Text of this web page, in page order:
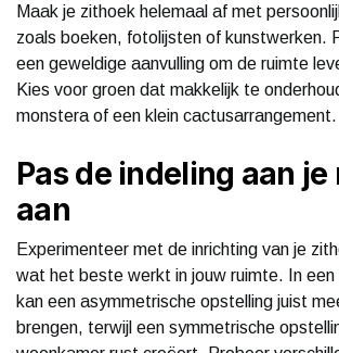
Maak je zithoek helemaal af met
zoals boeken, fotolijsten of kunstwerken.
een geweldige aanvulling om de ruimte
Kies voor groen dat makkelijk te
monstera of een klein cactusarrangement.
Pas de indeling aan
aan
Experimenteer met de inrichting van je
wat het beste werkt in jouw ruimte. In een
kan een asymmetrische opstelling juist
brengen, terwijl een symmetrische